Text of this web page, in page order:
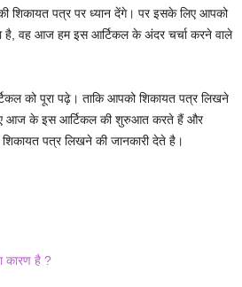
शिकायत पत्र पर ध्यान देंगे। पर इसके लिए आपको
है, वह आज हम इस आर्टिकल के अंदर चर्चा करने वाले
को पूरा पढ़े। ताकि आपको शिकायत पत्र लिखने
आज के इस आर्टिकल की शुरुआत करते हैं और
पत्र लिखने की जानकारी देते है।
कारण है ?